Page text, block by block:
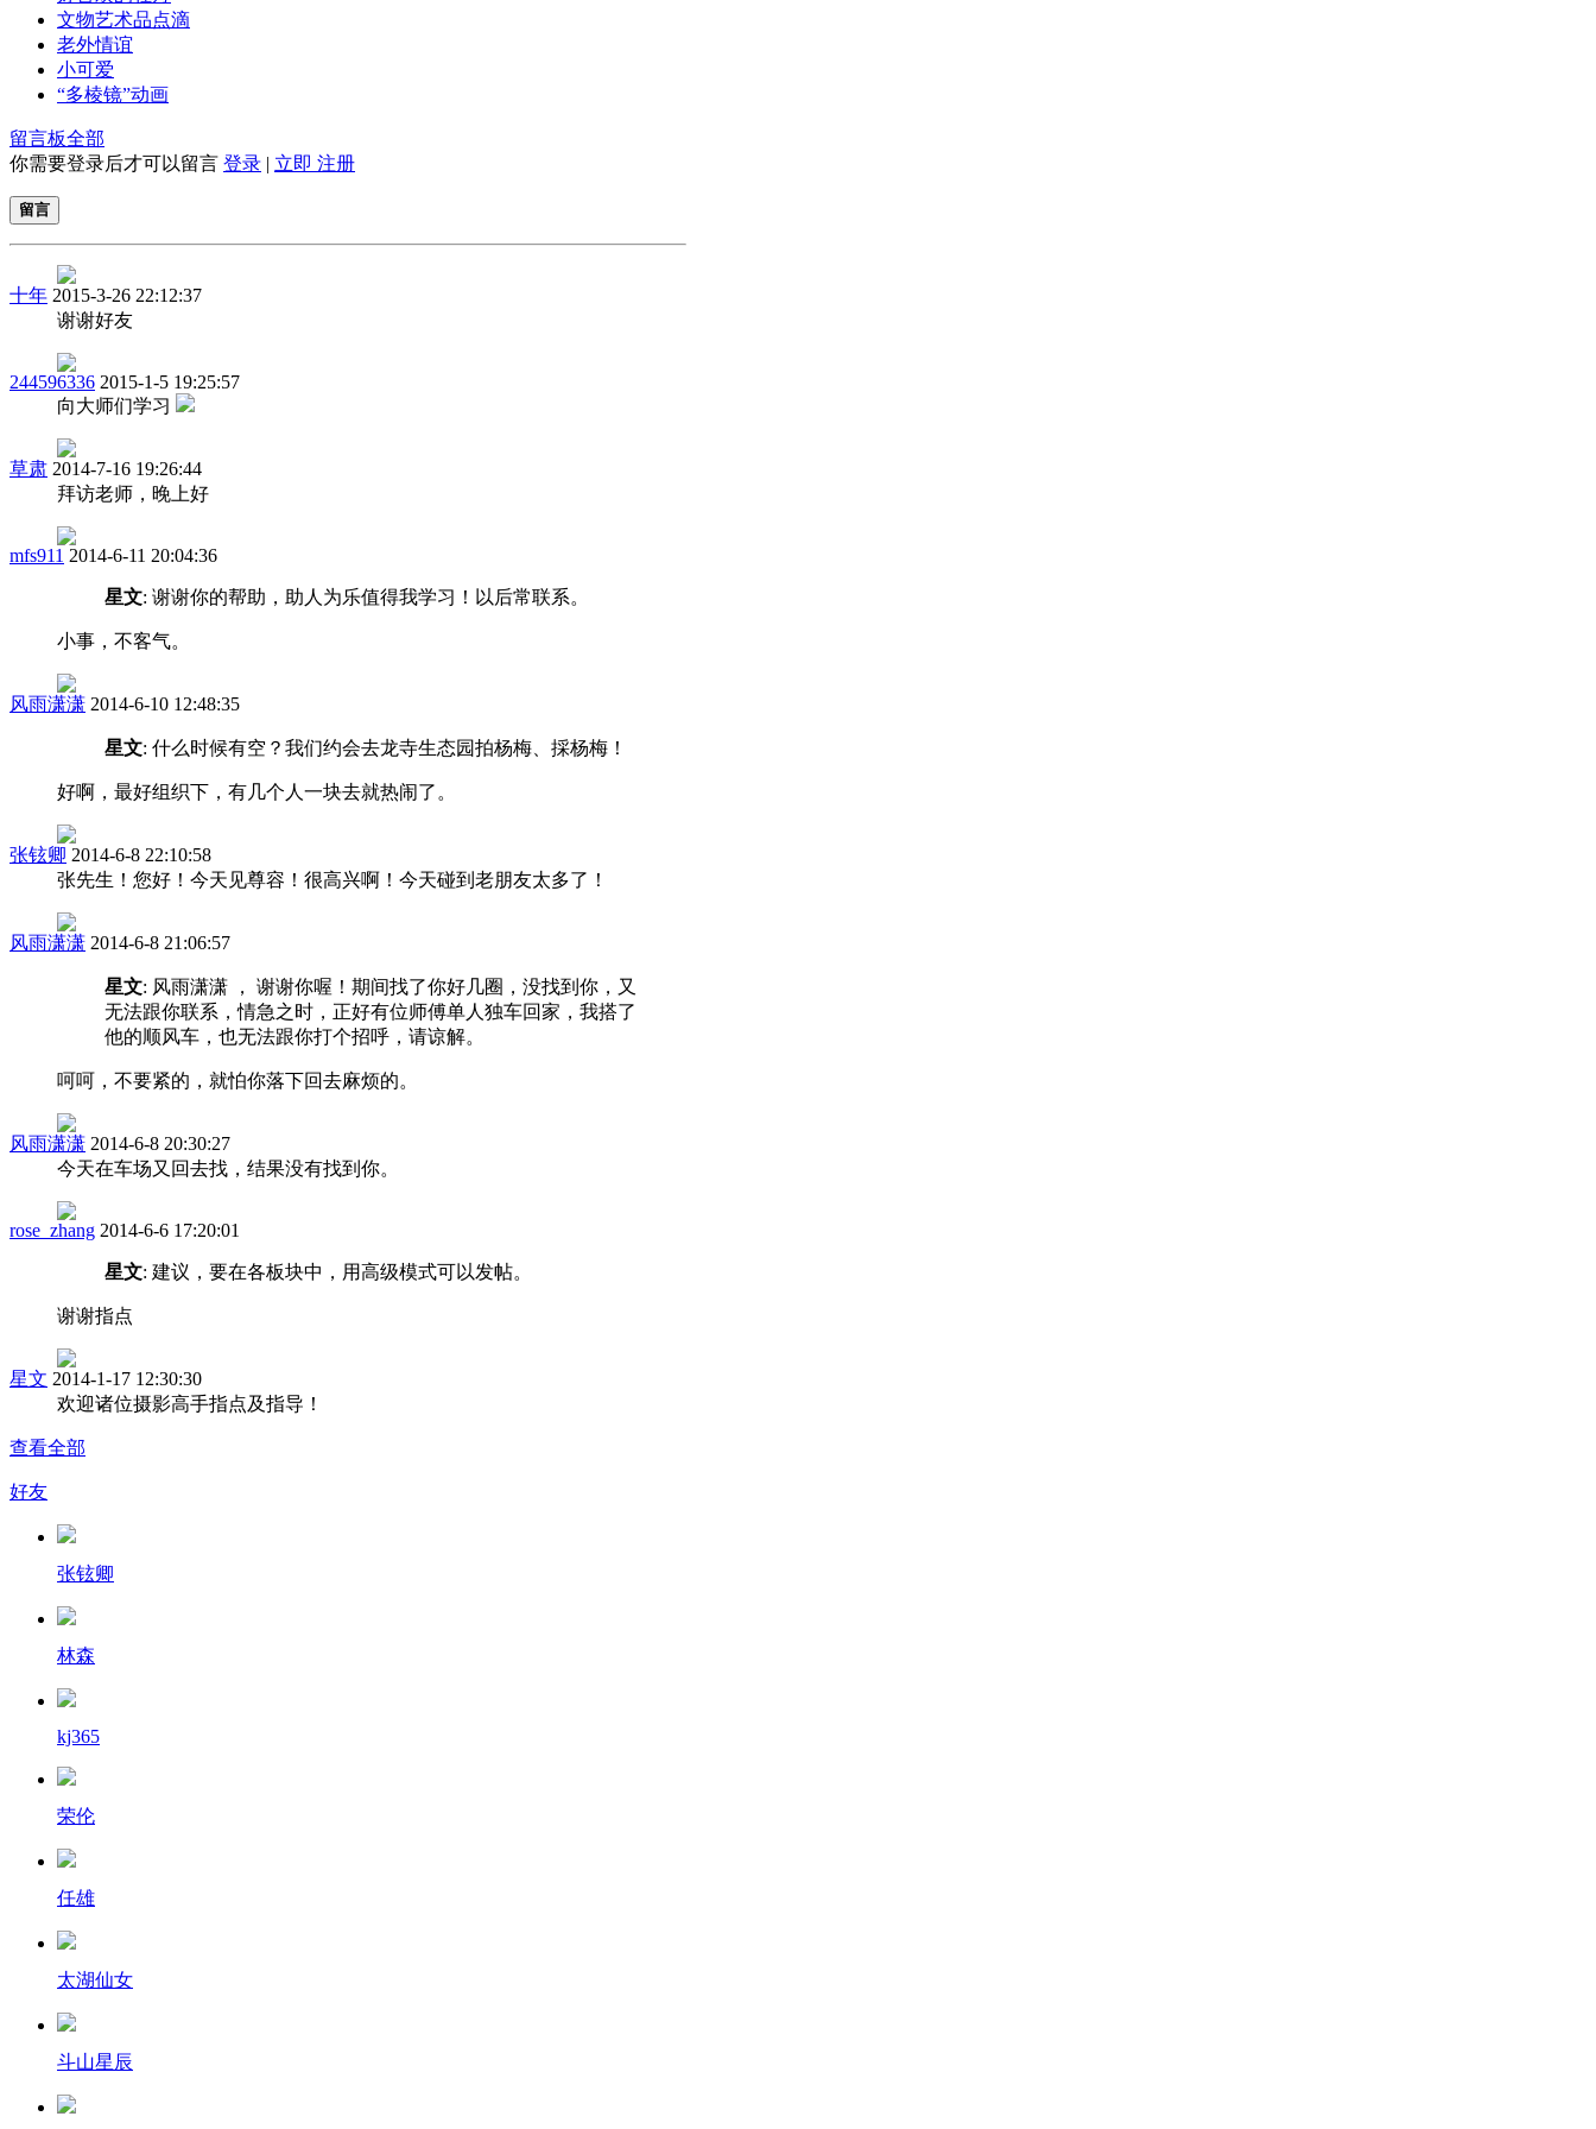
文物艺术品点滴
老外情谊
小可爱
“多棱镜”动画
留言板全部
你需要登录后才可以留言 登录 | 立即 注册
留言
十年 2015-3-26 22:12:37
谢谢好友
244596336 2015-1-5 19:25:57
向大师们学习
草肃 2014-7-16 19:26:44
拜访老师，晚上好
mfs911 2014-6-11 20:04:36
星文: 谢谢你的帮助，助人为乐值得我学习！以后常联系。
小事，不客气。
风雨潇潇 2014-6-10 12:48:35
星文: 什么时候有空？我们约会去龙寺生态园拍杨梅、採杨梅！
好啊，最好组织下，有几个人一块去就热闹了。
张铉卿 2014-6-8 22:10:58
张先生！您好！今天见尊容！很高兴啊！今天碰到老朋友太多了！
风雨潇潇 2014-6-8 21:06:57
星文: 风雨潇潇 ， 谢谢你喔！期间找了你好几圈，没找到你，又
无法跟你联系，情急之时，正好有位师傅单人独车回家，我搭了
他的顺风车，也无法跟你打个招呼，请谅解。
呵呵，不要紧的，就怕你落下回去麻烦的。
风雨潇潇 2014-6-8 20:30:27
今天在车场又回去找，结果没有找到你。
rose_zhang 2014-6-6 17:20:01
星文: 建议，要在各板块中，用高级模式可以发帖。
谢谢指点
星文 2014-1-17 12:30:30
欢迎诸位摄影高手指点及指导！
查看全部
好友
张铉卿
林森
kj365
荣伦
任雄
太湖仙女
斗山星辰